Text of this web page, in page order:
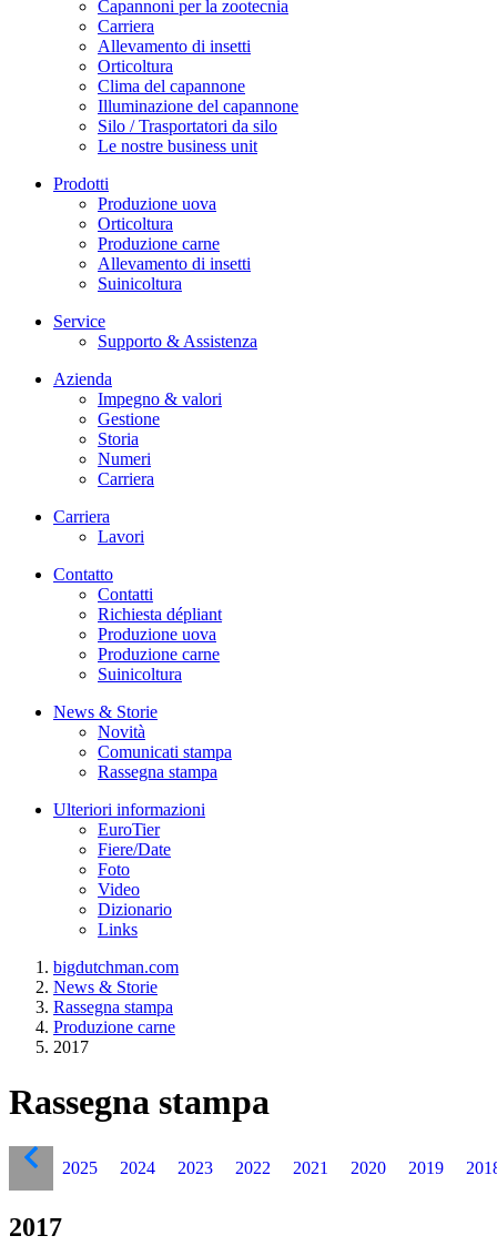
Capannoni per la zootecnia
Carriera
Allevamento di insetti
Orticoltura
Clima del capannone
Illuminazione del capannone
Silo / Trasportatori da silo
Le nostre business unit
Prodotti
Produzione uova
Orticoltura
Produzione carne
Allevamento di insetti
Suinicoltura
Service
Supporto & Assistenza
Azienda
Impegno & valori
Gestione
Storia
Numeri
Carriera
Carriera
Lavori
Contatto
Contatti
Richiesta dépliant
Produzione uova
Produzione carne
Suinicoltura
News & Storie
Novità
Comunicati stampa
Rassegna stampa
Ulteriori informazioni
EuroTier
Fiere/Date
Foto
Video
Dizionario
Links
bigdutchman.com
News & Storie
Rassegna stampa
Produzione carne
2017
Rassegna stampa
2025 2024 2023 2022 2021 2020 2019
2017